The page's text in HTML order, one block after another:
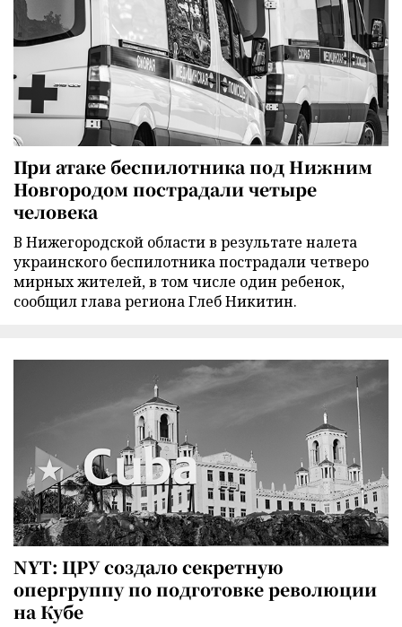
При атаке беспилотника под Нижним
Новгородом пострадали четыре
человека
В Нижегородской области в результате налета
украинского беспилотника пострадали четверо
мирных жителей, в том числе один ребенок,
сообщил глава региона Глеб Никитин.
NYT: ЦРУ создало секретную
опергруппу по подготовке революции
на Кубе